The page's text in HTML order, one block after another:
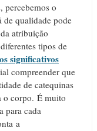
percebemos o
de qualidade pode
atribuição
tipos de
significativos
compreender que
de catequinas
o corpo. É muito
para cada
a